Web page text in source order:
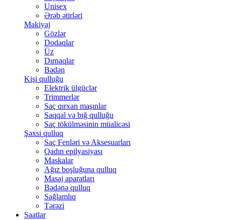
Unisex
Ərəb ətirləri
Makiyaj
Gözlər
Dodaqlar
Üz
Dırnaqlar
Bədən
Kişi qulluğu
Elektrik ülgüclər
Trimmerlər
Saç qırxan maşınlar
Saqqal və bığ qulluğu
Saç tökülməsinin müalicəsi
Şəxsi qulluq
Saç Fenləri və Aksesuarları
Qadın epilyasiyası
Maskalar
Ağız boşluğuna qulluq
Masaj aparatları
Bədənə qulluq
Sağlamlıq
Tərəzi
Saatlar